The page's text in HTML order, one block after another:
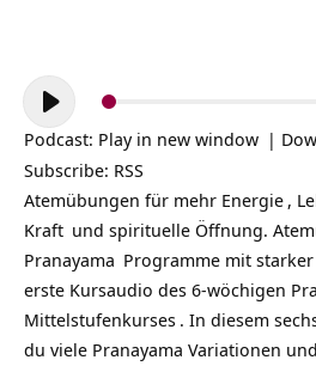
Audio-
Player
Podcast: Play in new window |
Subscribe: RSS
Atemübungen für mehr Energie ,
Kraft und spirituelle Öffnung.
Pranayama Programme mit
erste Kursaudio des 6-wöchigen
Mittelstufenkurses . In diesem
du viele Pranayama Variationen